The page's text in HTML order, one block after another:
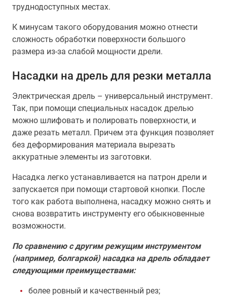
труднодоступных местах.
К минусам такого оборудования можно отнести
сложность обработки поверхности большого
размера из-за слабой мощности дрели.
Насадки на дрель для резки металла
Электрическая дрель – универсальный инструмент.
Так, при помощи специальных насадок дрелью
можно шлифовать и полировать поверхности, и
даже резать металл. Причем эта функция позволяет
без деформирования материала вырезать
аккуратные элементы из заготовки.
Насадка легко устанавливается на патрон дрели и
запускается при помощи стартовой кнопки. После
того как работа выполнена, насадку можно снять и
снова возвратить инструменту его обыкновенные
возможности.
По сравнению с другим режущим инструментом
(например, болгаркой) насадка на дрель обладает
следующими преимуществами:
более ровный и качественный рез;